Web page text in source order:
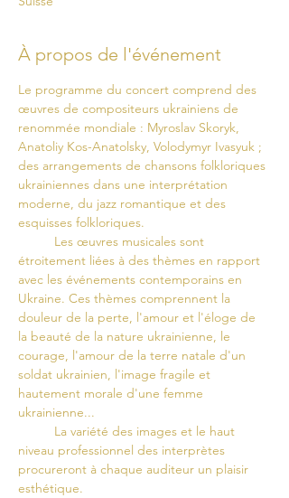
À propos de l'événement
Le programme du concert comprend des
œuvres de compositeurs ukrainiens de
renommée mondiale : Myroslav Skoryk,
Anatoliy Kos-Anatolsky, Volodymyr Ivasyuk ;
des arrangements de chansons folkloriques
ukrainiennes dans une interprétation
moderne, du jazz romantique et des
esquisses folkloriques.
étroitement liées à des thèmes en rapport
avec les événements contemporains en
Ukraine. Ces thèmes comprennent la
douleur de la perte, l'amour et l'éloge de
la beauté de la nature ukrainienne, le
courage, l'amour de la terre natale d'un
soldat ukrainien, l'image fragile et
hautement morale d'une femme
ukrainienne...
niveau professionnel des interprètes
procureront à chaque auditeur un plaisir
esthétique.